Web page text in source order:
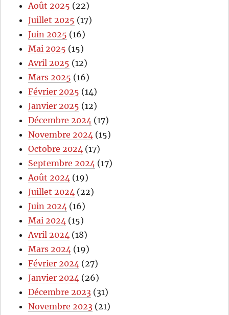
Août 2025 (22)
Juillet 2025 (17)
Juin 2025 (16)
Mai 2025 (15)
Avril 2025 (12)
Mars 2025 (16)
Février 2025 (14)
Janvier 2025 (12)
Décembre 2024 (17)
Novembre 2024 (15)
Octobre 2024 (17)
Septembre 2024 (17)
Août 2024 (19)
Juillet 2024 (22)
Juin 2024 (16)
Mai 2024 (15)
Avril 2024 (18)
Mars 2024 (19)
Février 2024 (27)
Janvier 2024 (26)
Décembre 2023 (31)
Novembre 2023 (21)